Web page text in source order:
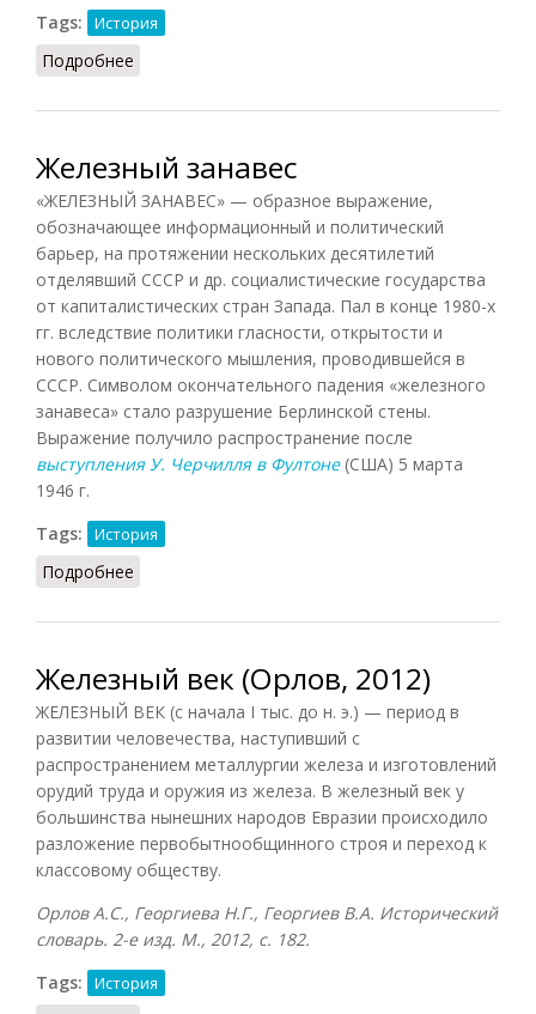
Tags: История
Подробнее
Железный занавес
«ЖЕЛЕЗНЫЙ ЗАНАВЕС» — образное выражение,
обозначающее информационный и политический
барьер, на протяжении нескольких десятилетий
отделявший СССР и др. социалистические государства
от капиталистических стран Запада. Пал в конце 1980-х
гг. вследствие политики гласности, открытости и
нового политического мышления, проводившейся в
СССР. Символом окончательного падения «железного
занавеса» стало разрушение Берлинской стены.
Выражение получило распространение после
выступления У. Черчилля в Фултоне(США) 5 марта
1946 г.
Tags:
История
Подробнее
Железный век (Орлов, 2012)
ЖЕЛЕЗНЫЙ ВЕК (с начала I тыс. до н. э.) — период в
развитии человечества, наступивший с
распространением металлургии железа и изготовлений
орудий труда и оружия из железа. В железный век у
большинства нынешних народов Евразии происходило
разложение первобытнообщинного строя и переход к
классовому обществу.
Орлов А.С., Георгиева Н.Г., Георгиев В.А. Исторический
словарь. 2-е изд. М., 2012, с. 182.
Tags:
История